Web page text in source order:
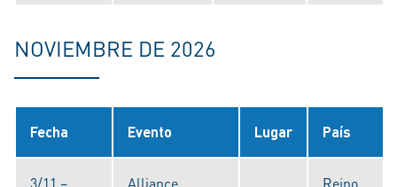
NOVIEMBRE DE 2026
Fecha Evento Lugar País
3/11 –
Alliance
Reino